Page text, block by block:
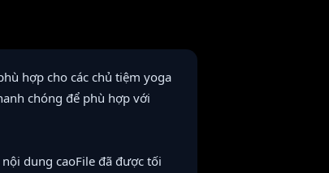
hợp cho các chủ tiệm yoga
chóng để phù hợp với
dung caoFile đã được tối